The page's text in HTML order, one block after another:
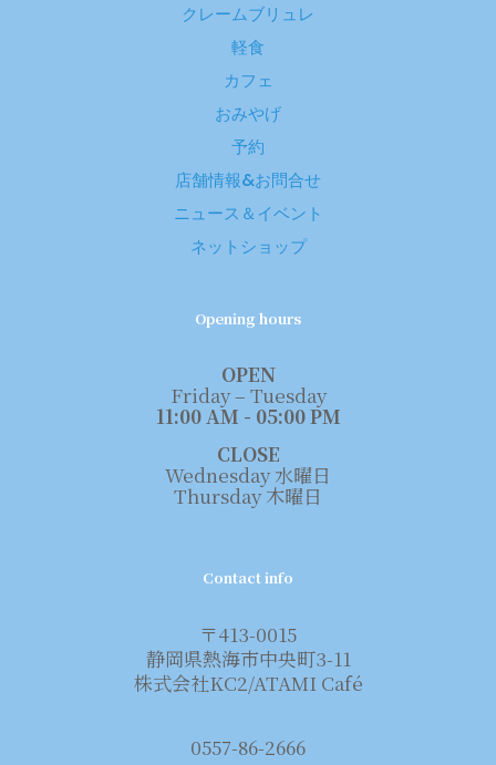
クレームブリュレ
軽食
カフェ
おみやげ
予約
店舗情報&お問合せ
ニュース＆イベント
ネットショップ
Opening hours
OPEN
Friday – Tuesday
11:00 AM - 05:00 PM
CLOSE
Wednesday 水曜日
Thursday 木曜日
Contact info
〒413-0015
静岡県熱海市中央町3-11
株式会社KC2/ATAMI Café
0557-86-2666